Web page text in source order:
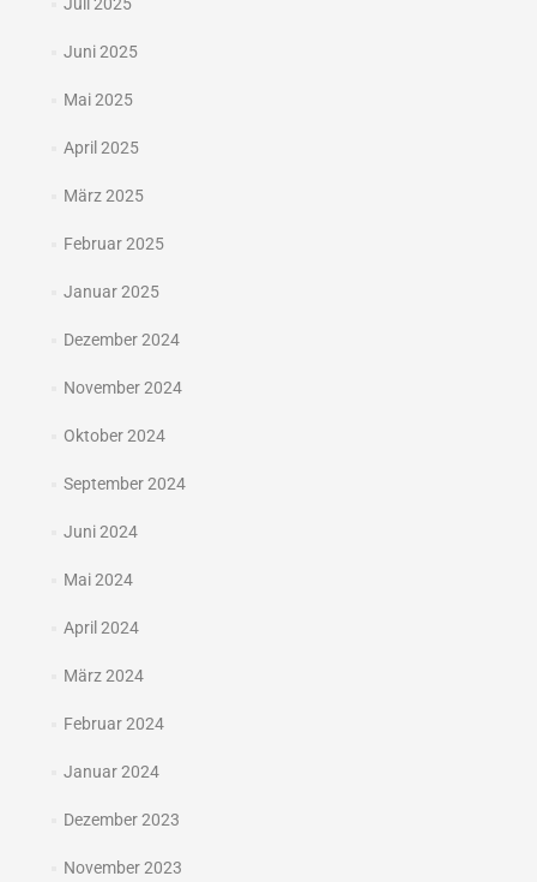
Juni 2025
Mai 2025
April 2025
März 2025
Februar 2025
Januar 2025
Dezember 2024
November 2024
Oktober 2024
September 2024
Juni 2024
Mai 2024
April 2024
März 2024
Februar 2024
Januar 2024
Dezember 2023
November 2023